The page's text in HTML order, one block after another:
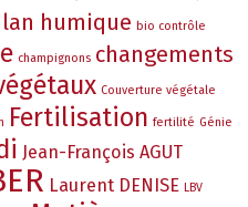
humique bio contrôle
champignons changements
Couverture végétale
Fertilisation fertilité Génie
Jean-François AGUT
Laurent DENISE LBV